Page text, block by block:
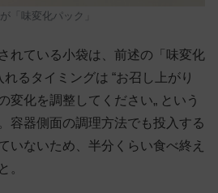
「味変化パック」
れている小袋は、前述の「味変化
るタイミングは “お召し上がり
変化を調整してください„ という
容器側面の調理方法でも投入する
いないため、半分くらい食べ終え
。